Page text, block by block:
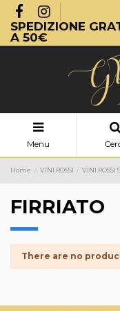
SPEDIZIONE
A 50€
Menu
Home VINI ROSSI VINI ROSSI
FIRRIATO
There are no